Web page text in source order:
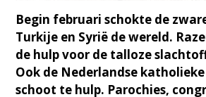
Begin februari schokte de
Turkije en Syrië de wereld.
de hulp voor de talloze
Ook de Nederlandse
schoot te hulp. Parochies,